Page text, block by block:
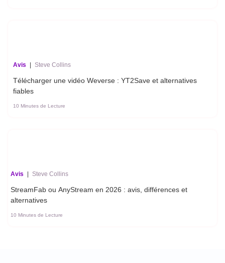
Avis | Steve Collins
Télécharger une vidéo Weverse : YT2Save et alternatives
fiables
10 Minutes de Lecture
Avis | Steve Collins
StreamFab ou AnyStream en 2026 : avis, différences et
alternatives
10 Minutes de Lecture